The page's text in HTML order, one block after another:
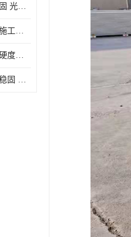
c型钢计算 受力稳定稳固 光洁无毛刺
c型钢机器多少钱一台 施工方便简单 稳重支撑承载力大
镀锌c型钢理论重量表 硬度高韧性强 光洁无毛刺
c型钢尺寸图 受力稳定稳固 光洁无毛刺